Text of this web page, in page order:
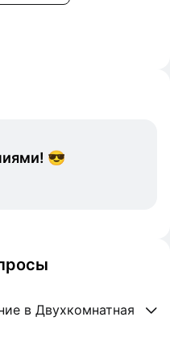
😎
в Двухкомнатная